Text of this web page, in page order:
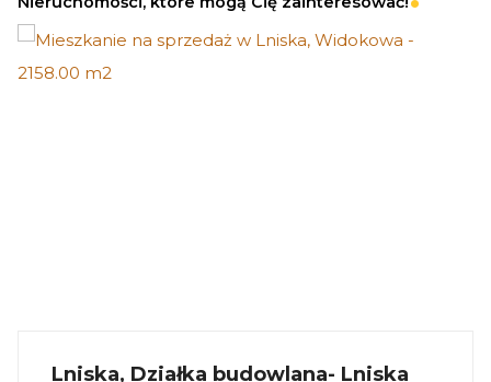
Informacje dodatkowe
to:
Lniska, Działka budowlana- Lniska